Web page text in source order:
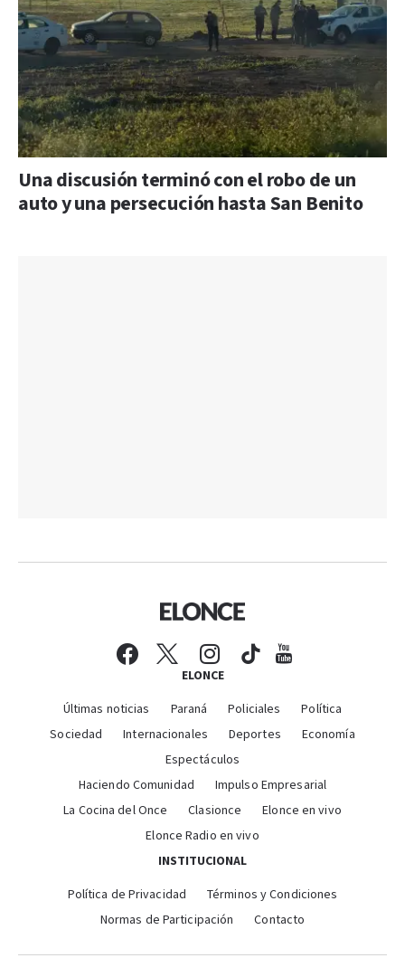
Una discusión terminó con el robo de un
auto y una persecución hasta San Benito
ELONCE
Últimas noticias Paraná Policiales
Política
Sociedad
Internacionales Deportes
Economía
Espectáculos
Haciendo Comunidad
Impulso Empresarial
La Cocina del Once
Clasionce
Elonce en vivo
Elonce Radio en vivo
INSTITUCIONAL
Política de Privacidad
Términos y Condiciones
Normas de Participación
Contacto